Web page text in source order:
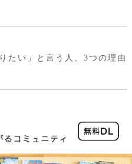
たい」と言う人、3つの理由